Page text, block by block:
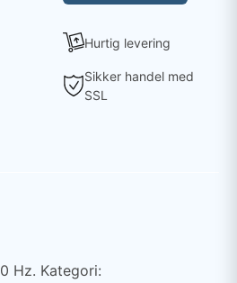
Hurtig levering
Sikker handel med
SSL
Hz. Kategori: